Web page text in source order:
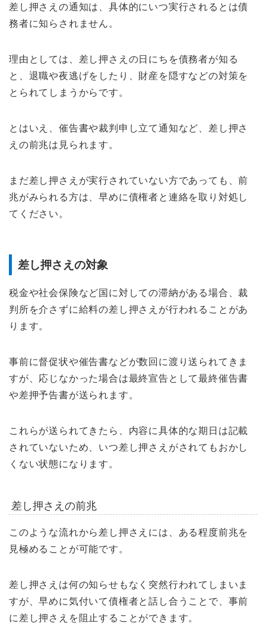
差し押さえの通知は、具体的にいつ実行されるとは債
務者に知らされません。
理由としては、差し押さえの日にちを債務者が知る
と、退職や夜逃げをしたり、財産を隠すなどの対策を
とられてしまうからです。
とはいえ、催告書や裁判申し立て通知など、差し押さ
えの前兆は見られます。
まだ差し押さえが実行されていない方であっても、前
兆がみられる方は、早めに債権者と連絡を取り対処し
てください。
差し押さえの対象
税金や社会保険など国に対しての滞納がある場合、裁
判所を介さずに給料の差し押さえが行われることがあ
ります。
事前に督促状や催告書などが数回に渡り送られてきま
すが、応じなかった場合は最終宣告として最終催告書
や差押予告書が送られます。
これらが送られてきたら、内容に具体的な期日は記載
されていないため、いつ差し押さえがされてもおかし
くない状態になります。
差し押さえの前兆
このような流れから差し押さえには、ある程度前兆を
見極めることが可能です。
差し押さえは何の知らせもなく突然行われてしまいま
すが、早めに気付いて債権者と話し合うことで、事前
に差し押さえを阻止することができます。